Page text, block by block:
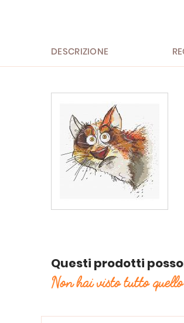
immagini
DESCRIZIONE
Questi prodotti
Non hai visto tutto